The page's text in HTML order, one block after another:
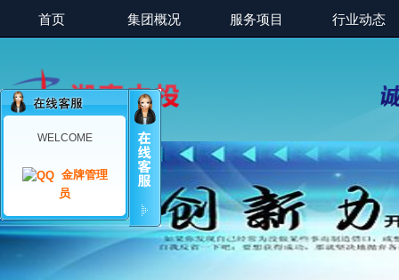
首页 集团概况 服务项目 行业动态
WELCOME
金牌管理
员